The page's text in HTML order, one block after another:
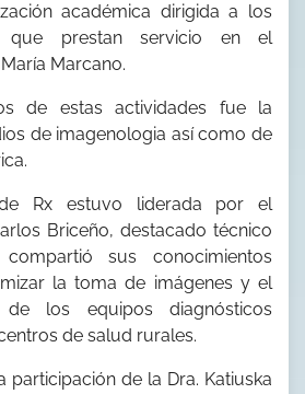
académica dirigida a los
que prestan servicio en el
Marcano.
de estas actividades fue la
de imagenologia así como de
Rx estuvo liderada por el
Briceño, destacado técnico
sus conocimientos
la toma de imágenes y el
de los equipos diagnósticos
de salud rurales.
participación de la Dra. Katiuska